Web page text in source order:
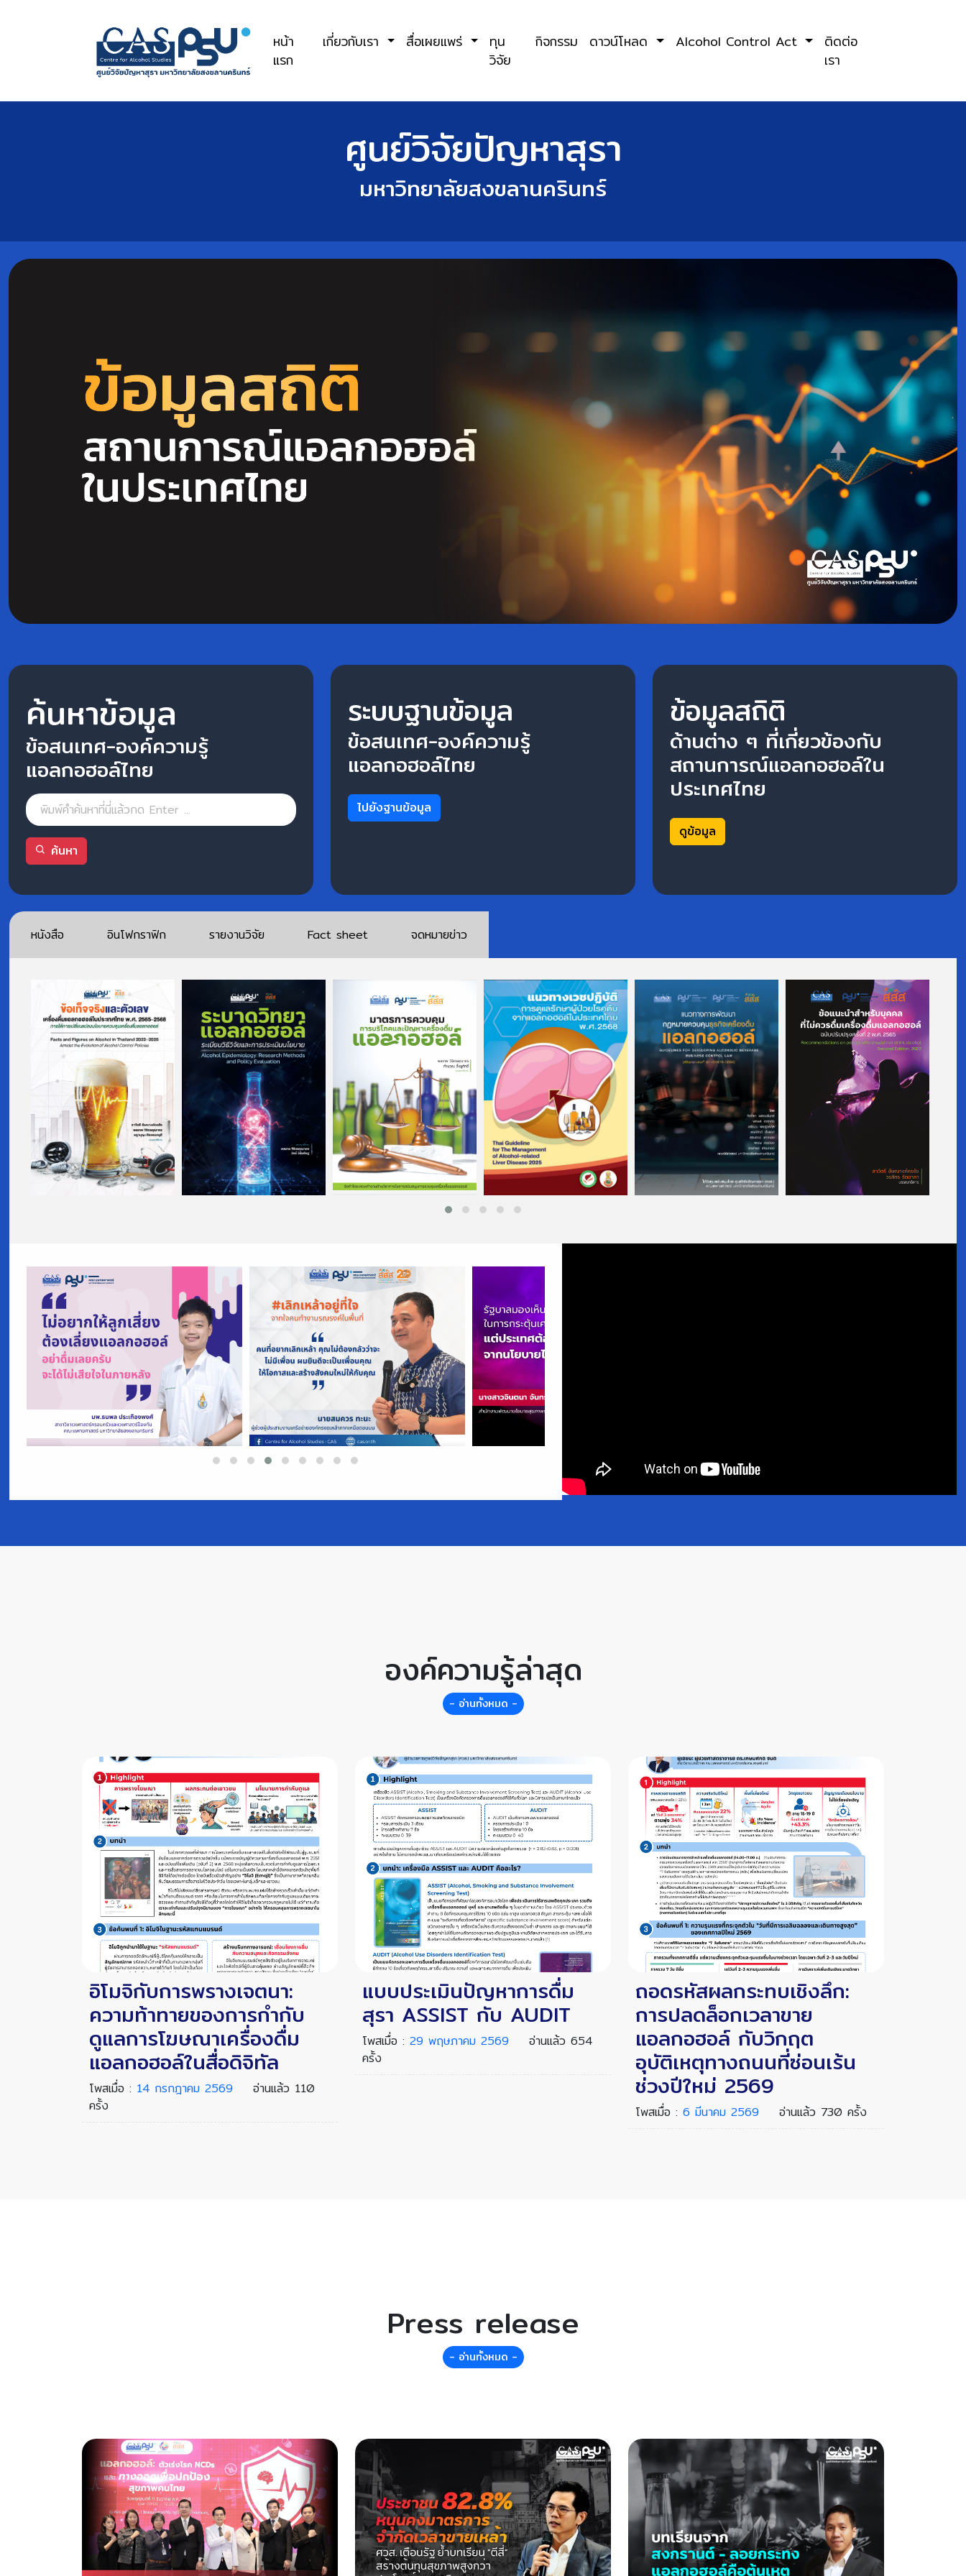
หน้า
แรก
เกี่ยวกับเรา สื่อเผยแพร่
ทุน
วิจัย
กิจกรรม ดาวน์โหลด Alcohol Control Act
ติดต่อ
เรา
ศูนย์วิจัยปัญหาสุรา
มหาวิทยาลัยสงขลานครินทร์
ค้นหาข้อมูล
ข้อสนเทศ-องค์ความรู้
แอลกอฮอล์ไทย
ค้นหา
ระบบฐานข้อมูล
ข้อสนเทศ-องค์ความรู้
แอลกอฮอล์ไทย
ไปยังฐานข้อมูล
ข้อมูลสถิติ
ด้านต่าง ๆ ที่เกี่ยวข้องกับ
สถานการณ์แอลกอฮอล์ใน
ประเทศไทย
ดูข้อมูล
หนังสือ อินโฟกราฟิก รายงานวิจัย Fact sheet จดหมายข่าว
องค์ความรู้ล่าสุด
- อ่านทั้งหมด -
อิโมจิกับการพรางเจตนา:
ความท้าทายของการกำกับ
ดูแลการโฆษณาเครื่องดื่ม
แอลกอฮอล์ในสื่อดิจิทัล
โพสเมื่อ : 14 กรกฎาคม 2569 อ่านแล้ว 110
ครั้ง
แบบประเมินปัญหาการดื่ม
สุรา ASSIST กับ AUDIT
โพสเมื่อ : 29 พฤษภาคม 2569 อ่านแล้ว 654
ครั้ง
ถอดรหัสผลกระทบเชิงลึก:
การปลดล็อกเวลาขาย
แอลกอฮอล์ กับวิกฤต
อุบัติเหตุทางถนนที่ซ่อนเร้น
ช่วงปีใหม่ 2569
โพสเมื่อ : 6 มีนาคม 2569 อ่านแล้ว 730 ครั้ง
Press release
- อ่านทั้งหมด -